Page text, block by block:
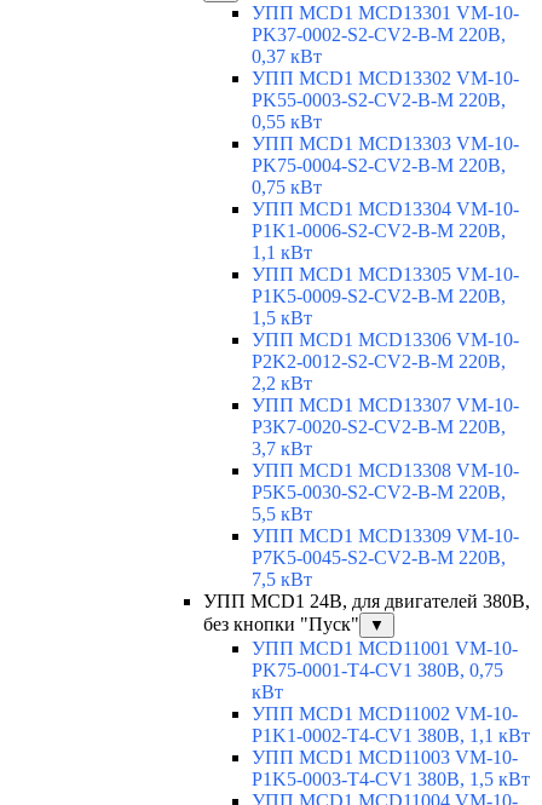
УПП MCD1 MCD13301 VM-10-
PK37-0002-S2-CV2-B-M 220В,
0,37 кВт
УПП MCD1 MCD13302 VM-10-
PK55-0003-S2-CV2-B-M 220В,
0,55 кВт
УПП MCD1 MCD13303 VM-10-
PK75-0004-S2-CV2-B-M 220В,
0,75 кВт
УПП MCD1 MCD13304 VM-10-
P1K1-0006-S2-CV2-B-M 220В,
1,1 кВт
УПП MCD1 MCD13305 VM-10-
P1K5-0009-S2-CV2-B-M 220В,
1,5 кВт
УПП MCD1 MCD13306 VM-10-
P2K2-0012-S2-CV2-B-M 220В,
2,2 кВт
УПП MCD1 MCD13307 VM-10-
P3K7-0020-S2-CV2-B-M 220В,
3,7 кВт
УПП MCD1 MCD13308 VM-10-
P5K5-0030-S2-CV2-B-M 220В,
5,5 кВт
УПП MCD1 MCD13309 VM-10-
P7K5-0045-S2-CV2-B-M 220В,
7,5 кВт
УПП MCD1 24В, для двигателей 380В,
без кнопки "Пуск"
▼
УПП MCD1 MCD11001 VM-10-
PK75-0001-T4-CV1 380В, 0,75
кВт
УПП MCD1 MCD11002 VM-10-
P1K1-0002-T4-CV1 380В, 1,1 кВт
УПП MCD1 MCD11003 VM-10-
P1K5-0003-T4-CV1 380В, 1,5 кВт
УПП MCD1 MCD11004 VM-10-